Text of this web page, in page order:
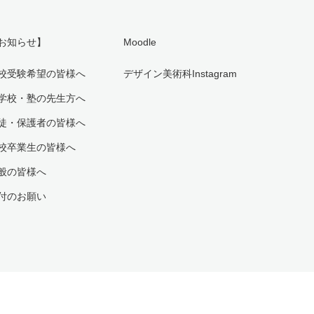
知らせ】
受験希望の皆様へ
校・塾の先生方へ
・保護者の皆様へ
卒業生の皆様へ
の皆様へ
のお願い
Moodle
デザイン美術科Instagram